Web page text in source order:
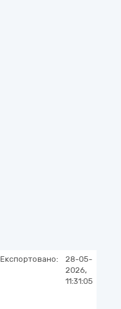
Експортовано:
28-05-
2026,
11:31:05